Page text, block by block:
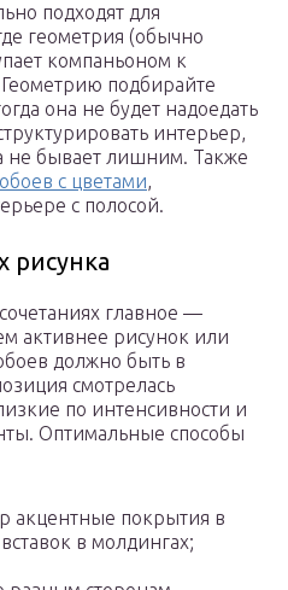
подходят для
геометрия (обычно
компаньоном к
подбирайте
она не будет надоедать
интерьер,
не бывает лишним. Также
с цветами,
с полосой.
рисунка
главное —
активнее рисунок или
должно быть в
смотрелась
по интенсивности и
Оптимальные способы
акцентные покрытия в
в молдингах;